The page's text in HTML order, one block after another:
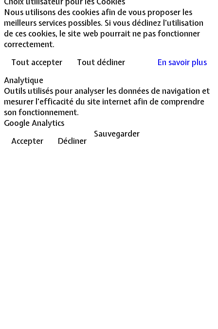
Nous utilisons des cookies afin de vous proposer les
meilleurs services possibles. Si vous déclinez l'utilisation
de ces cookies, le site web pourrait ne pas fonctionner
correctement.
Tout accepter
Tout décliner
En savoir plus
Analytique
Outils utilisés pour analyser les données de navigation et
mesurer l'efficacité du site internet afin de comprendre
son fonctionnement.
Google Analytics
Accepter
Décliner
Sauvegarder